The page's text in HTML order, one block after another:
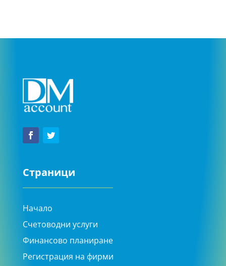
Страници
Начало
Счетоводни услуги
Финансово планиране
Регистрация на фирми